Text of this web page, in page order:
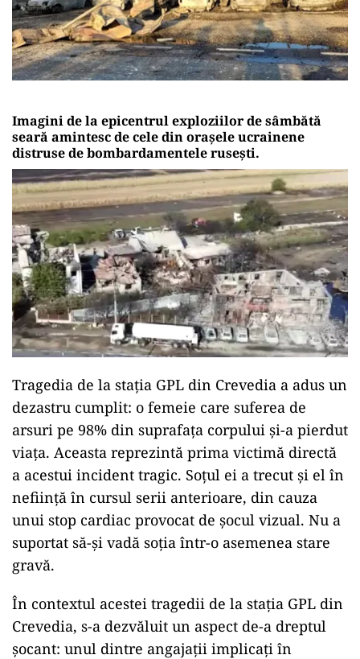
Imagini de la epicentrul exploziilor de sâmbătă
seară amintesc de cele din orașele ucrainene
distruse de bombardamentele rusești.
Tragedia de la stația GPL din Crevedia a adus un
dezastru cumplit: o femeie care suferea de
arsuri pe 98% din suprafața corpului și-a pierdut
viața. Aceasta reprezintă prima victimă directă
a acestui incident tragic. Soțul ei a trecut și el în
neființă în cursul serii anterioare, din cauza
unui stop cardiac provocat de șocul vizual. Nu a
suportat să-și vadă soția într-o asemenea stare
gravă.
În contextul acestei tragedii de la stația GPL din
Crevedia, s-a dezvăluit un aspect de-a dreptul
șocant: unul dintre angajații implicați în